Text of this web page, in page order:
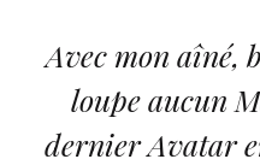
Avec mon aîné,
loupe aucun
dernier Avatar